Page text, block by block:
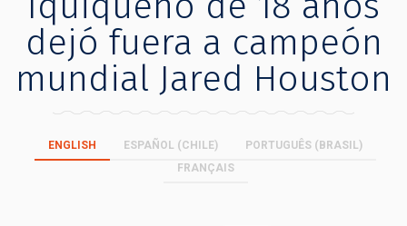
dejó fuera a campeón
mundial Jared Houston
ENGLISH ESPAÑOL (CHILE)
PORTUGUÊS (BRASIL)
FRANÇAIS